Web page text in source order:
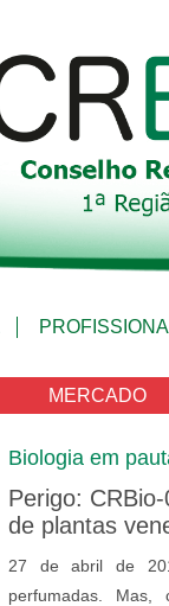
MERCADO
Biologia em
Perigo:
de plantas
27 de abril de
perfumadas. Mas,